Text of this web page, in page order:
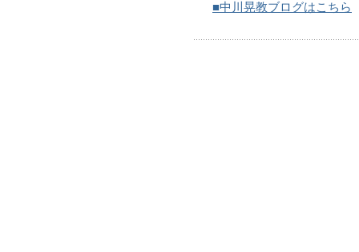
■中川晃教ブログはこちら